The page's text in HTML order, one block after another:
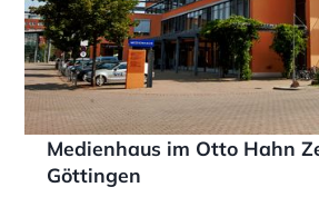
Medienhaus im Otto Hahn
Göttingen